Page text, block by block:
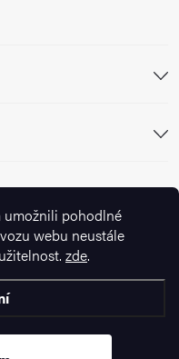
umožnili pohodlné
webu neustále
zde.